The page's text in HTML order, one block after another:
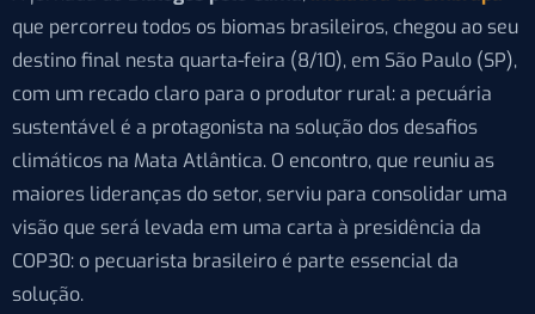
que percorreu todos os biomas brasileiros, chegou ao seu
destino final nesta quarta-feira (8/10), em São Paulo (SP),
com um recado claro para o produtor rural: a pecuária
sustentável é a protagonista na solução dos desafios
climáticos na Mata Atlântica. O encontro, que reuniu as
maiores lideranças do setor, serviu para consolidar uma
visão que será levada em uma carta à presidência da
COP30: o pecuarista brasileiro é parte essencial da
solução.